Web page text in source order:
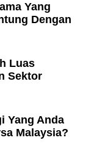
Yang
Dengan
Luas
Sektor
Yang Anda
Malaysia?